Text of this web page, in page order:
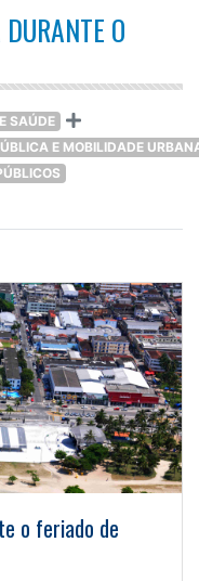
O
SAÚDE
E MOBILIDADE
o feriado de